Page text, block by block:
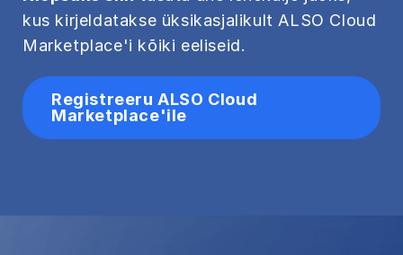
kus kirjeldatakse üksikasjalikult ALSO Cloud
Marketplace'i kõiki eeliseid.
Registreeru ALSO Cloud
Marketplace'ile